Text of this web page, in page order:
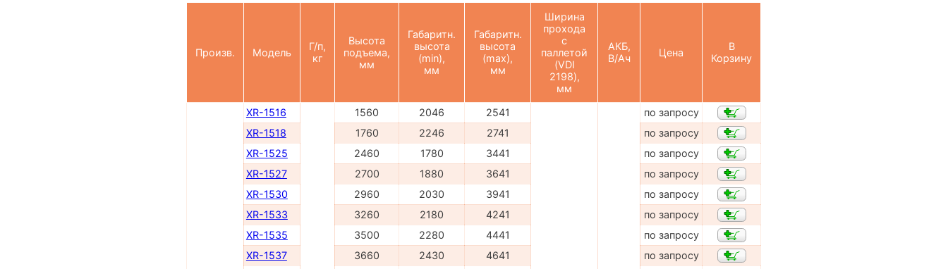
Произв. Модель
Г/п,
кг
Высота
подъема,
мм
Габаритн.
высота
(min),
мм
Габаритн.
высота
(max),
мм
Ширина
прохода
с
паллетой
(VDI
2198),
мм
АКБ,
В/Ач
Цена
В
Корзину
XR-1516 1560 2046 2541
по запросу
XR-1518
1760 2246 2741
по запросу
XR-1525
2460 1780 3441
по запросу
XR-1527
2700 1880 3641
по запросу
XR-1530
2960 2030 3941
по запросу
XR-1533
3260 2180 4241
по запросу
XR-1535
3500 2280 4441
по запросу
XR-1537
3660 2430 4641
по запросу